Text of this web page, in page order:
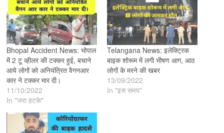
Bhopal Accident News: भोपाल
में 2 टू व्हीलर की टक्कर हुई, बचाने
आये लोगों को अनियंत्रित वैगनआर
कार ने टक्कर मार दी।
11/10/2022
In "जरा हटके"
Telangana News: इलेक्ट्रिक
बाइक शोरूम में लगी भीषण आग, आठ
लोगों के मरने की खबर
13/09/2022
In "इस समय"